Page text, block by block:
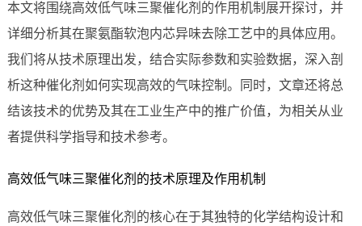
本文将围绕高效低气味三聚催化剂的作用机制展开探讨，并
详细分析其在聚氨酯软泡内芯异味去除工艺中的具体应用。
我们将从技术原理出发，结合实际参数和实验数据，深入剖
析这种催化剂如何实现高效的气味控制。同时，文章还将总
结该技术的优势及其在工业生产中的推广价值，为相关从业
者提供科学指导和技术参考。
高效低气味三聚催化剂的技术原理及作用机制
高效低气味三聚催化剂的核心在于其独特的化学结构设计和